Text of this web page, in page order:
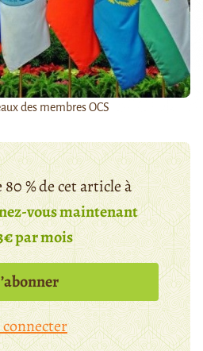
des membres OCS
80 % de cet article à
vous maintenant
par mois
connecter